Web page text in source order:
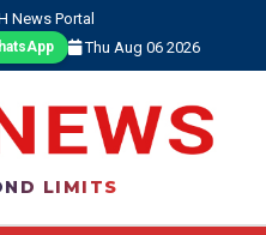
News Portal
Thu Aug 06 2026
LIMITS